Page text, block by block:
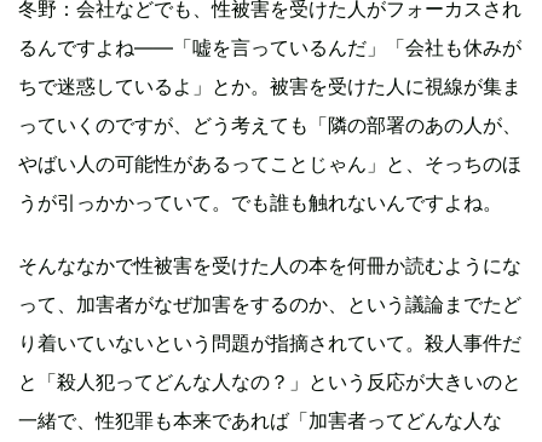
冬野：会社などでも、性被害を受けた人がフォーカスされ
るんですよね——「嘘を言っているんだ」「会社も休みが
ちで迷惑しているよ」とか。被害を受けた人に視線が集ま
っていくのですが、どう考えても「隣の部署のあの人が、
やばい人の可能性があるってことじゃん」と、そっちのほ
うが引っかかっていて。でも誰も触れないんですよね。
そんななかで性被害を受けた人の本を何冊か読むようにな
って、加害者がなぜ加害をするのか、という議論までたど
り着いていないという問題が指摘されていて。殺人事件だ
と「殺人犯ってどんな人なの？」という反応が大きいのと
一緒で、性犯罪も本来であれば「加害者ってどんな人な